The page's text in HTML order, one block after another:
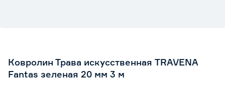
Ковролин Трава искусственная TRAVENA
Fantas зеленая 20 мм 3 м